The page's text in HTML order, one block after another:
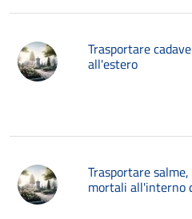
Trasportare
all'estero
Trasportare
mortali all'interno